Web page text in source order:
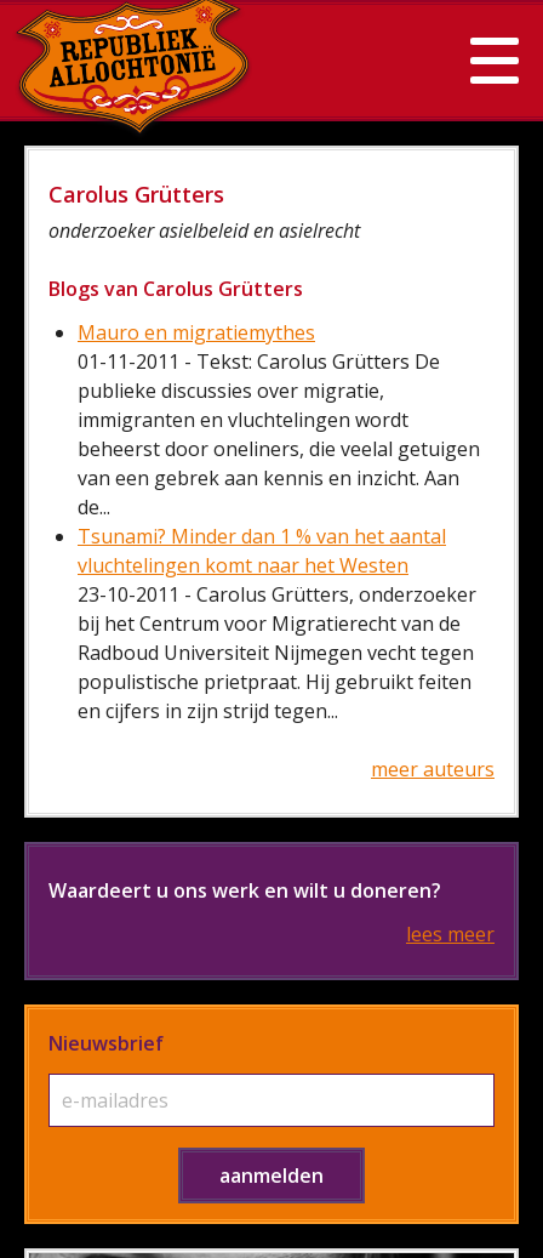
Carolus Grütters
onderzoeker asielbeleid en asielrecht
Blogs van Carolus Grütters
Mauro en migratiemythes
01-11-2011 - Tekst: Carolus Grütters De
publieke discussies over migratie,
immigranten en vluchtelingen wordt
beheerst door oneliners, die veelal getuigen
van een gebrek aan kennis en inzicht. Aan
de...
Tsunami? Minder dan 1 % van het aantal
vluchtelingen komt naar het Westen
23-10-2011 - Carolus Grütters, onderzoeker
bij het Centrum voor Migratierecht van de
Radboud Universiteit Nijmegen vecht tegen
populistische prietpraat. Hij gebruikt feiten
en cijfers in zijn strijd tegen...
meer auteurs
Waardeert u ons werk en wilt u doneren?
lees meer
Nieuwsbrief